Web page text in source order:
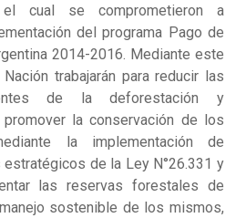
el cual se comprometieron a
del programa Pago de
2014-2016. Mediante este
trabajarán para reducir las
de la deforestación y
la conservación de los
la implementación de
estratégicos de la Ley N°26.331 y
las reservas forestales de
sostenible de los mismos,